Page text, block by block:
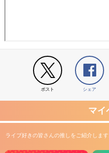
ポスト シェア
マイ
ライブ好きの皆さんの推しをご紹介します